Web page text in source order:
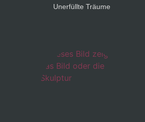
Unerfüllte Träume